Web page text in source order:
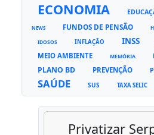
ECONOMIA
NEWS FUNDOS DE PENSÃO
IDOSOS INFLAÇÃO INSS
MEIO AMBIENTE MEMÓRIA
PLANO BD PREVENÇÃO
SAÚDE SUS TAXA SELIC
Privatizar